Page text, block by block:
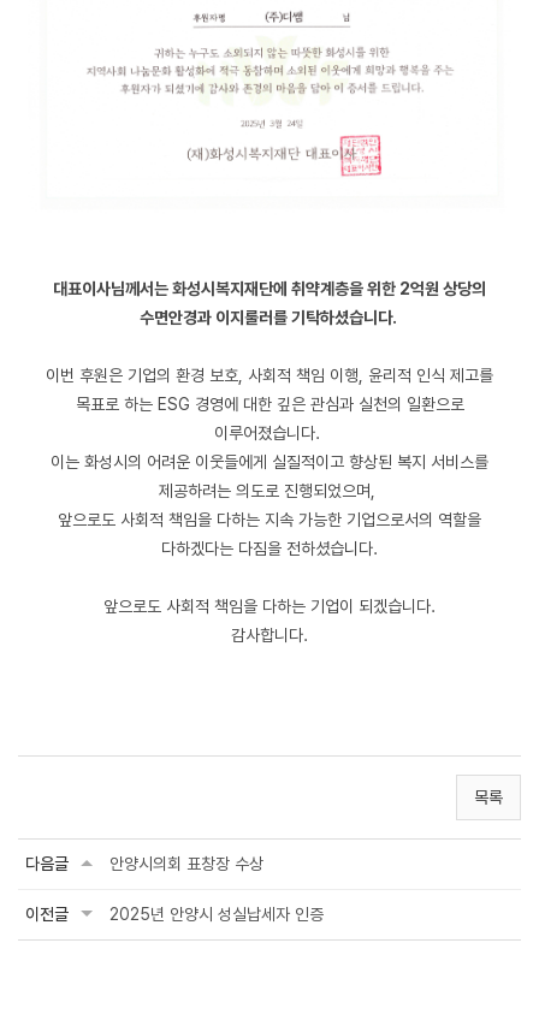
대표이사님께서는 화성시복지재단에 취약계층을 위한 2억원 상당의
수면안경과 이지룰러를 기탁하셨습니다.
이번 후원은 기업의 환경 보호, 사회적 책임 이행, 윤리적 인식 제고를
목표로 하는 ESG 경영에 대한 깊은 관심과 실천의 일환으로
이루어졌습니다.
이는 화성시의 어려운 이웃들에게 실질적이고 향상된 복지 서비스를
제공하려는 의도로 진행되었으며,
앞으로도 사회적 책임을 다하는 지속 가능한 기업으로서의 역할을
다하겠다는 다짐을 전하셨습니다.
앞으로도 사회적 책임을 다하는 기업이 되겠습니다.
감사합니다.
목록
다음글 안양시의회 표창장 수상
이전글 2025년 안양시 성실납세자 인증